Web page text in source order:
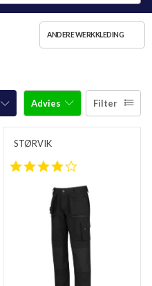
ANDERE WERKKLEDING
Filter
Advies
STØRVIK